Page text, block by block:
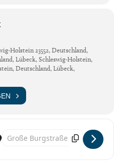
Holstein 23552, Deutschland,
Lübeck, Schleswig-Holstein,
Deutschland, Lübeck,
- Lübeck, Ausstellungseröffnung
Destination Address - Lübeck,